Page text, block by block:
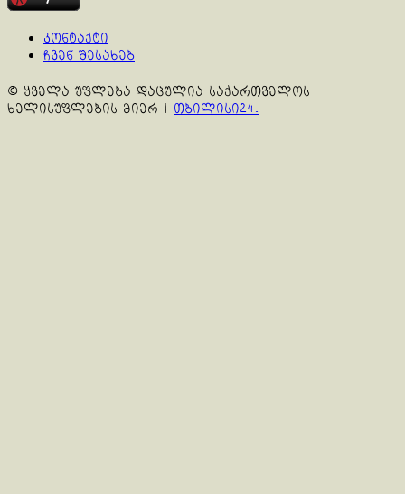
კონტაქტი
ჩვენ შესახებ
© ყველა უფლება დაცულია საქართველოს
ხელისუფლების მიერ | თბილისი24.